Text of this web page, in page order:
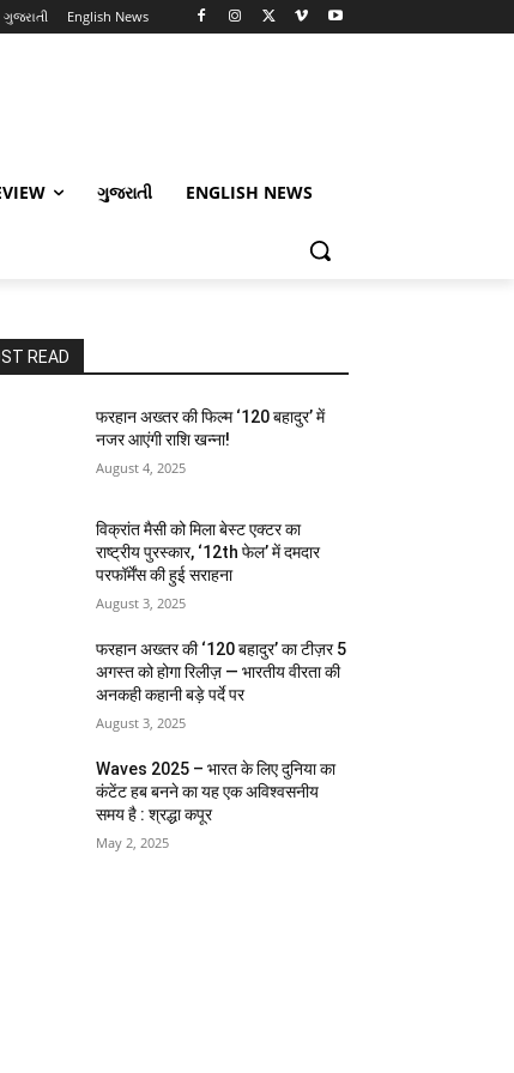
ગુજરાતી English News
ગુજરાતી ENGLISH NEWS
READ
फरहान अख्तर की फिल्म ‘120 बहादुर’ में
नजर आएंगी राशि खन्ना!
August 4, 2025
विक्रांत मैसी को मिला बेस्ट एक्टर का
राष्ट्रीय पुरस्कार, ‘12th फेल’ में दमदार
परफॉर्मेंस की हुई सराहना
August 3, 2025
फरहान अख्तर की ‘120 बहादुर’ का टीज़र 5
अगस्त को होगा रिलीज़ — भारतीय वीरता की
अनकही कहानी बड़े पर्दे पर
August 3, 2025
Waves 2025 – भारत के लिए दुनिया का
कंटेंट हब बनने का यह एक अविश्वसनीय
समय है : श्रद्धा कपूर
May 2, 2025